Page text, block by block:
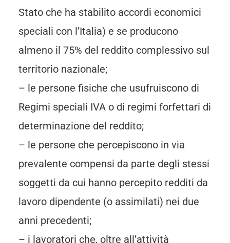
Stato che ha stabilito accordi economici
speciali con l’Italia) e se producono
almeno il 75% del reddito complessivo sul
territorio nazionale;
– le persone fisiche che usufruiscono di
Regimi speciali IVA o di regimi forfettari di
determinazione del reddito;
– le persone che percepiscono in via
prevalente compensi da parte degli stessi
soggetti da cui hanno percepito redditi da
lavoro dipendente (o assimilati) nei due
anni precedenti;
– i lavoratori che, oltre all’attività